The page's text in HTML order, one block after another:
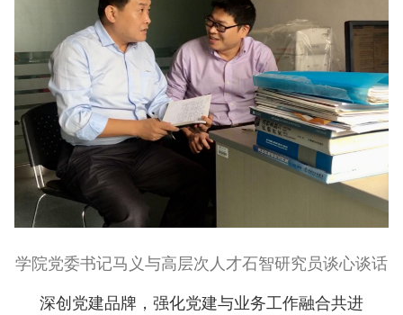
学院党委书记马义与高层次人才石智研究员谈心谈话
深创党建品牌，强化党建与业务工作融合共进